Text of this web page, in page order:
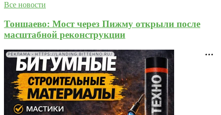
Все новости
Тоншаево: Мост через Пижму открыли после
масштабной реконструкции
РЕКЛАМА • HTTPS://LANDING.BITTEHNO.RU/